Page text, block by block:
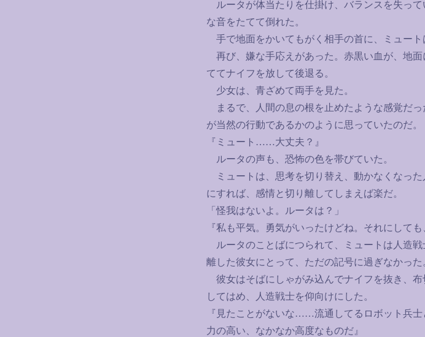
ルータが体当たりを仕掛け、バランスを失っ
な音をたてて倒れた。
手で地面をかいてもがく相手の首に、ミュート
再び、嫌な手応えがあった。赤黒い血が、地
ててナイフを放して後退る。
少女は、青ざめて両手を見た。
まるで、人間の息の根を止めたような感覚だ
が当然の行動であるかのように思っていたのだ。
『ミュート ……大丈夫？』
ルータの声も、恐怖の色を帯びていた。
ミュートは、思考を切り替え、動かなくなっ
にすれば、感情と切り離してしまえば楽だ。
「怪我はないよ。ルータは？」
『私も平気。勇気がいったけどね。それにして
ルータのことばにつられて、ミュートは人造
離した彼女にとって、ただの記号に過ぎなかった
彼女はそばにしゃがみ込んでナイフを抜き、
してはめ、人造戦士を仰向けにした。
『見たことがないな……流通してるロボット兵
力の高い、なかなか高度なものだ』